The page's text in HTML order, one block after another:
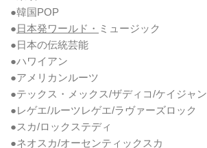
●韓国POP
●日本発ワールド・ ミュージック
●日本の伝統芸能
●ハワイアン
●アメリカンルーツ
●テックス・メックス/ザディコ/ケイジャン
●レゲエ/ルーツレゲエ/ラヴァーズロック
●スカ/ロックステディ
●ネオスカ/オーセンティックスカ